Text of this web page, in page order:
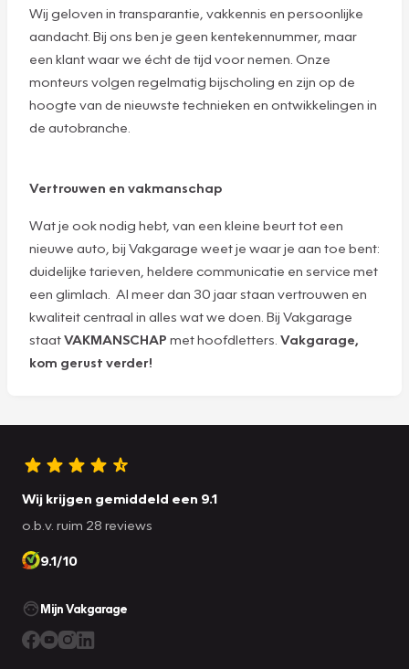
Wij geloven in transparantie, vakkennis en persoonlijke
aandacht. Bij ons ben je geen kentekennummer, maar
een klant waar we écht de tijd voor nemen. Onze
monteurs volgen regelmatig bijscholing en zijn op de
hoogte van de nieuwste technieken en ontwikkelingen in
de autobranche.
Vertrouwen en vakmanschap
Wat je ook nodig hebt, van een kleine beurt tot een
nieuwe auto, bij Vakgarage weet je waar je aan toe bent:
duidelijke tarieven, heldere communicatie en service met
een glimlach. Al meer dan 30 jaar staan vertrouwen en
kwaliteit centraal in alles wat we doen. Bij Vakgarage
staatVAKMANSCHAP met hoofdletters. Vakgarage,
kom gerust verder!
Wij krijgen gemiddeld een 9.1
o.b.v. ruim 28 reviews
9.1/10
Mijn Vakgarage